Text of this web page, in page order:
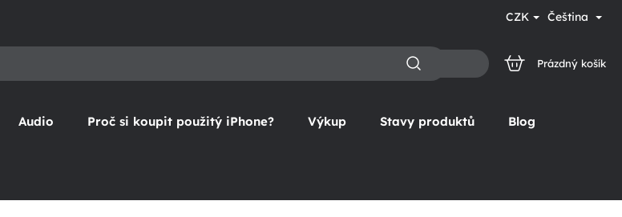
CZK Čeština
NÁKUPNÍ
Prázdný košík
Audio Proč si koupit použitý iPhone? Výkup Stavy produktů Blog